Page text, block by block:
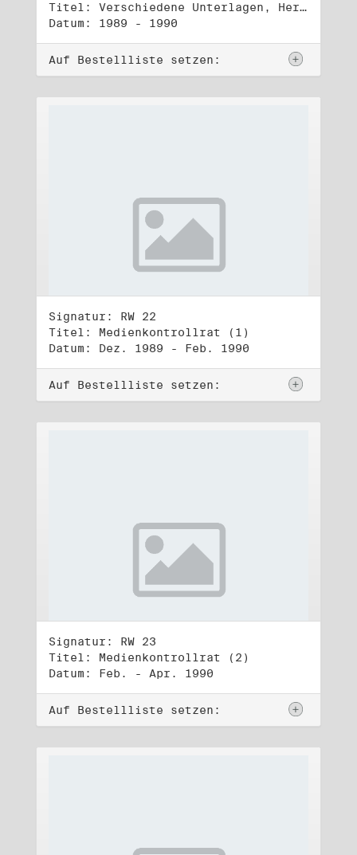
Titel: Verschiedene Unterlagen, Herbst 1989 bis Herbst 1990
Datum: 1989 - 1990
Auf Bestellliste setzen:
Signatur: RW 22
Titel: Medienkontrollrat (1)
Datum: Dez. 1989 - Feb. 1990
Auf Bestellliste setzen:
Signatur: RW 23
Titel: Medienkontrollrat (2)
Datum: Feb. - Apr. 1990
Auf Bestellliste setzen: